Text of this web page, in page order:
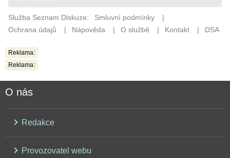
Reklama:
Reklama:
O nás
Redakce
Provozovatel webu